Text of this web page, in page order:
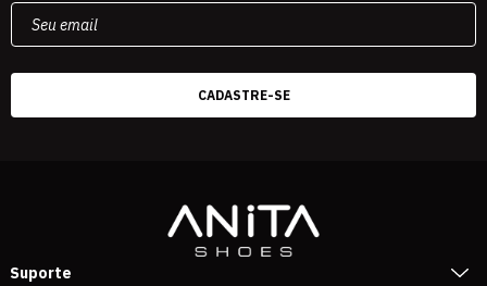
Suporte